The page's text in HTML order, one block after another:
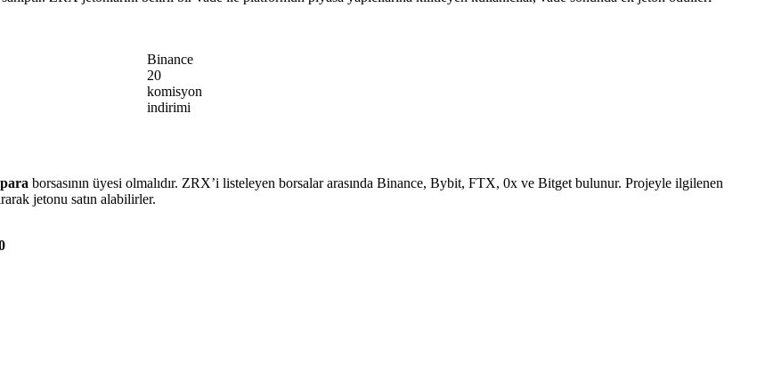
Binance
20
komisyon
indirimi
borsasının üyesi olmalıdır. ZRX’i listeleyen borsalar arasında Binance, Bybit, FTX, 0x ve Bitget bulunur. Projeyle ilgilenen
jetonu satın alabilirler.